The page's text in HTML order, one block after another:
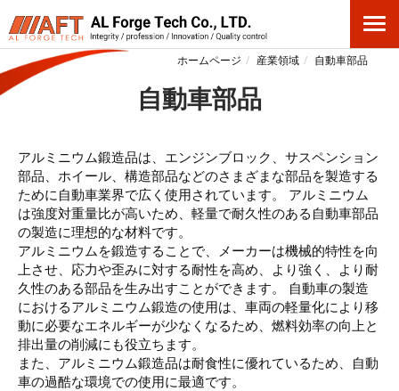
ホームページ 産業領域 自動車部品
自動車部品
アルミニウム鍛造品は、エンジンブロック、サスペンション
部品、ホイール、構造部品などのさまざまな部品を製造する
ために自動車業界で広く使用されています。 アルミニウム
は強度対重量比が高いため、軽量で耐久性のある自動車部品
の製造に理想的な材料です。
アルミニウムを鍛造することで、メーカーは機械的特性を向
上させ、応力や歪みに対する耐性を高め、より強く、より耐
久性のある部品を生み出すことができます。 自動車の製造
におけるアルミニウム鍛造の使用は、車両の軽量化により移
動に必要なエネルギーが少なくなるため、燃料効率の向上と
排出量の削減にも役立ちます。
また、アルミニウム鍛造品は耐食性に優れているため、自動
車の過酷な環境での使用に最適です。